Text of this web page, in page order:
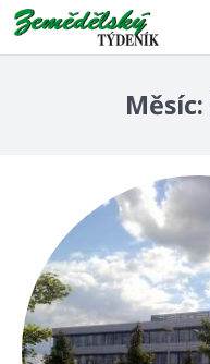
Kontakt
Měsíc: